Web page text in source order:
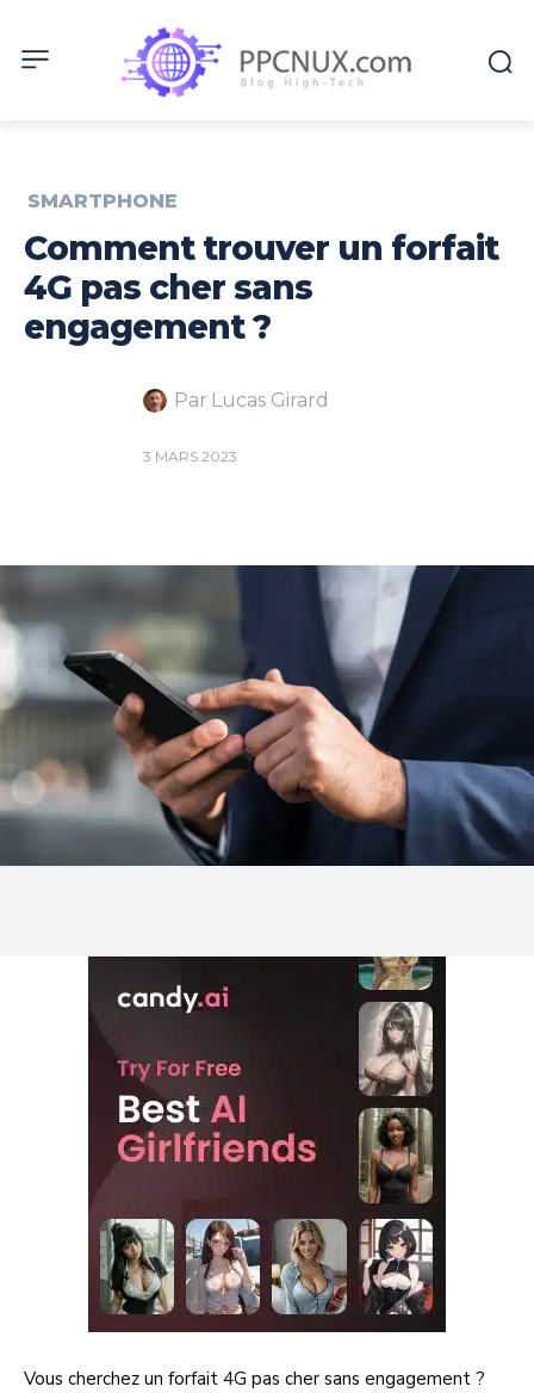
SMARTPHONE
Comment trouver un forfait
4G pas cher sans
engagement ?
Par Lucas Girard
3 MARS 2023
Vous cherchez un forfait 4G pas cher sans engagement ?